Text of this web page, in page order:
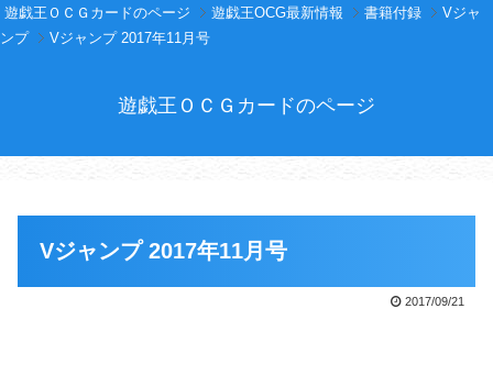
遊戯王ＯＣＧカードのページ 遊戯王OCG最新情報 書籍付録
Vジャ
ンプ
Vジャンプ 2017年11月号
遊戯王ＯＣＧカードのページ
Vジャンプ 2017年11月号
2017/09/21